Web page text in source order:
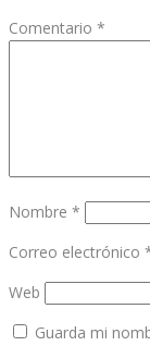
Comentario *
Nombre *
Correo electrónico
Web
Guarda mi